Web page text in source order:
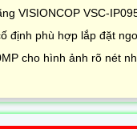
VISIONCOP VSC-
định phù hợp lắp đặt
cho hình ảnh rõ nét